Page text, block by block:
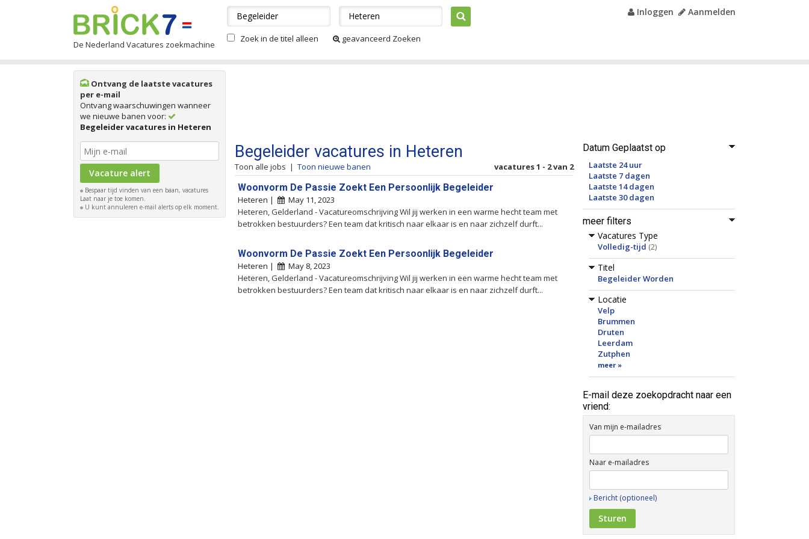
De Nederland Vacatures zoekmachine
Inloggen Aanmelden
Zoek in de titel alleen geavanceerd Zoeken
Ontvang de laatste vacatures
per e-mail
Ontvang waarschuwingen wanneer
we nieuwe banen voor:
Begeleider vacatures in Heteren
Bespaar tijd vinden van een baan, vacatures
Laat naar je toe komen.
U kunt annuleren e-mail alerts op elk moment.
Datum Geplaatst op
Laatste 24 uur
Laatste 7 dagen
Laatste 14 dagen
Laatste 30 dagen
meer filters
Vacatures Type
Volledig-tijd (2)
Titel
Begeleider Worden
Locatie
Velp
Brummen
Druten
Leerdam
Zutphen
meer »
E-mail deze zoekopdracht naar een
vriend:
Van mijn e-mailadres
Naar e-mailadres
Bericht (optioneel)
Begeleider vacatures in Heteren
Toon alle jobs | Toon nieuwe banen vacatures 1 - 2 van 2
Woonvorm De Passie Zoekt Een Persoonlijk Begeleider
Heteren |
May 11, 2023
Heteren, Gelderland - Vacatureomschrijving Wil jij werken in een warme hecht team met
betrokken bestuurders? Een team dat kritisch naar elkaar is en naar zichzelf durft...
Woonvorm De Passie Zoekt Een Persoonlijk Begeleider
Heteren |
May 8, 2023
Heteren, Gelderland - Vacatureomschrijving Wil jij werken in een warme hecht team met
betrokken bestuurders? Een team dat kritisch naar elkaar is en naar zichzelf durft...